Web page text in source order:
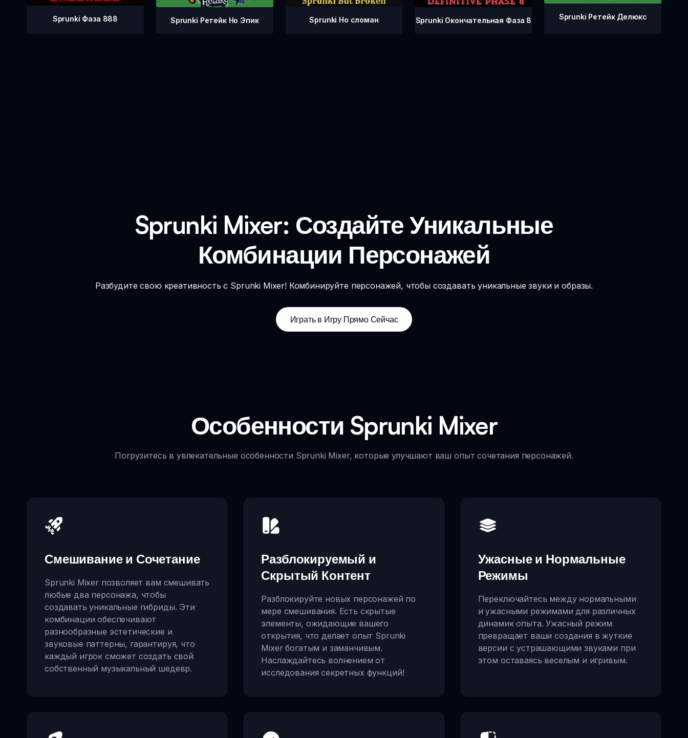
Sprunki Фаза 888 Sprunki Ретейк Но Эпик Sprunki Но сломан Sprunki Окончательная Фаза 8 Sprunki Ретейк Делюкс
Sprunki Mixer: Создайте Уникальные
Комбинации Персонажей
Разбудите свою креативность с Sprunki Mixer! Комбинируйте персонажей, чтобы создавать уникальные звуки и образы.
Играть в Игру Прямо Сейчас
Особенности Sprunki Mixer
Погрузитесь в увлекательные особенности Sprunki Mixer, которые улучшают ваш опыт сочетания персонажей.
Смешивание и Сочетание
Sprunki Mixer позволяет вам смешивать
любые два персонажа, чтобы
создавать уникальные гибриды. Эти
комбинации обеспечивают
разнообразные эстетические и
звуковые паттерны, гарантируя, что
каждый игрок сможет создать свой
собственный музыкальный шедевр.
Разблокируемый и
Скрытый Контент
Разблокируйте новых персонажей по
мере смешивания. Есть скрытые
элементы, ожидающие вашего
открытия, что делает опыт Sprunki
Mixer богатым и заманчивым.
Наслаждайтесь волнением от
исследования секретных функций!
Ужасные и Нормальные
Режимы
Переключайтесь между нормальными
и ужасными режимами для различных
динамик опыта. Ужасный режим
превращает ваши создания в жуткие
версии с устрашающими звуками при
этом оставаясь веселым и игривым.